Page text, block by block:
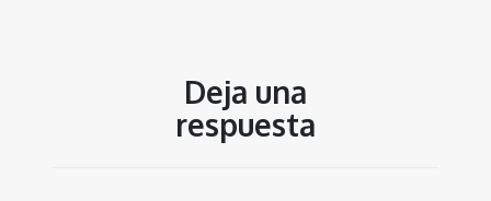
Deja una
respuesta